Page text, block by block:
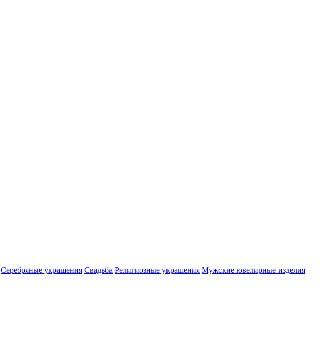
Серебряные украшения Свадьба Религиозные украшения Мужские ювелирные изделия